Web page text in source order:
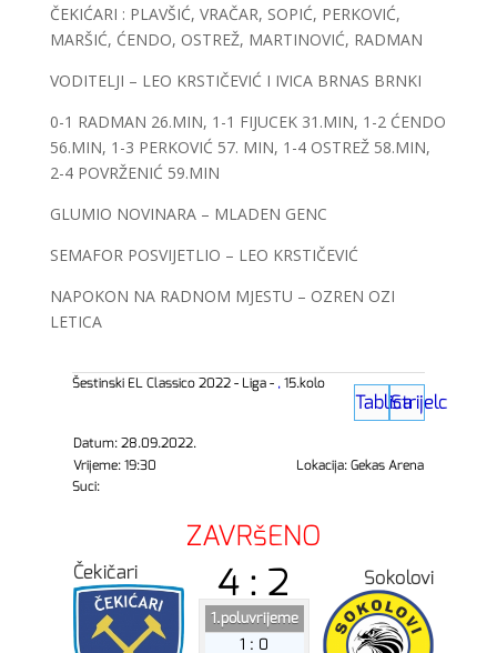
ČEKIĆARI : PLAVŠIĆ, VRAČAR, SOPIĆ, PERKOVIĆ,
MARŠIĆ, ĆENDO, OSTREŽ, MARTINOVIĆ, RADMAN
VODITELJI – LEO KRSTIČEVIĆ I IVICA BRNAS BRNKI
0-1 RADMAN 26.MIN, 1-1 FIJUCEK 31.MIN, 1-2 ĆENDO
56.MIN, 1-3 PERKOVIĆ 57. MIN, 1-4 OSTREŽ 58.MIN,
2-4 POVRŽENIĆ 59.MIN
GLUMIO NOVINARA – MLADEN GENC
SEMAFOR POSVIJETLIO – LEO KRSTIČEVIĆ
NAPOKON NA RADNOM MJESTU – OZREN OZI
LETICA